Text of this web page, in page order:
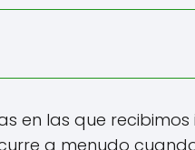
en las que
a menudo